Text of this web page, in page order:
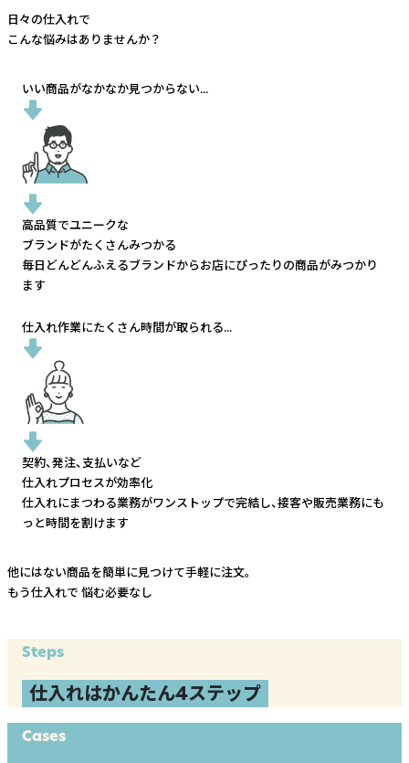
日々の仕入れで
こんな悩みはありませんか？
いい商品がなかなか見つからない...
高品質でユニークな
ブランドがたくさんみつかる
毎日どんどんふえるブランドからお店にぴったりの商品がみつかり
ます
仕入れ作業にたくさん時間が取られる...
契約、発注、支払いなど
仕入れプロセスが効率化
仕入れにまつわる業務がワンストップで完結し、接客や販売業務にも
っと時間を割けます
他にはない商品を簡単に見つけて手軽に注文。
もう仕入れで 悩む必要なし
Steps
仕入れはかんたん4ステップ
Cases